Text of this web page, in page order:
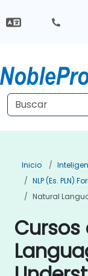
Inicio
NLP (es. PLN)
Natural
Cursos